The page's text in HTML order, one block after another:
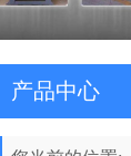
产品中心